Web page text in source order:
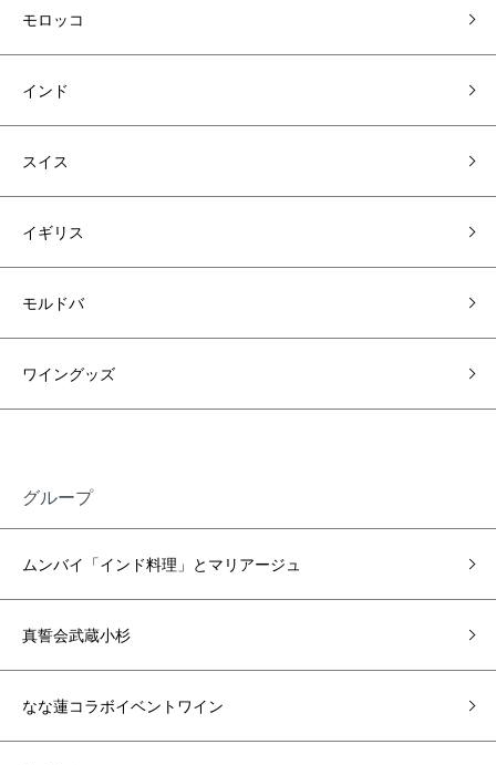
モロッコ
インド
スイス
イギリス
モルドバ
ワイングッズ
グループ
ムンバイ「インド料理」とマリアージュ
真誓会武蔵小杉
なな蓮コラボイベントワイン